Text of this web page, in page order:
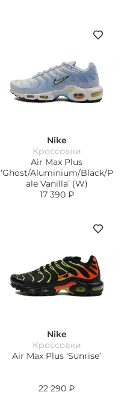
Nike
Кроссовки
Air Max Plus
‘Ghost/Aluminium/Black/P
ale Vanilla’ (W)
17 390 ₽
Nike
Кроссовки
Air Max Plus ‘Sunrise’
22 290 ₽